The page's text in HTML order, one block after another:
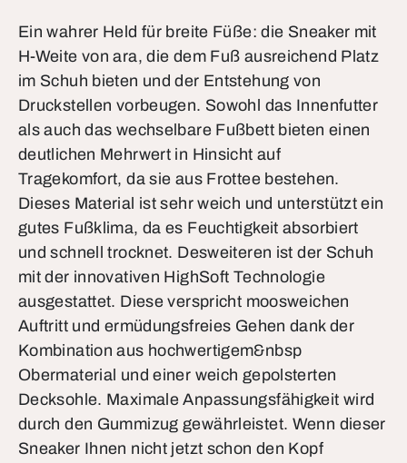
Ein wahrer Held für breite Füße: die Sneaker mit
H-Weite von ara, die dem Fuß ausreichend Platz
im Schuh bieten und der Entstehung von
Druckstellen vorbeugen. Sowohl das Innenfutter
als auch das wechselbare Fußbett bieten einen
deutlichen Mehrwert in Hinsicht auf
Tragekomfort, da sie aus Frottee bestehen.
Dieses Material ist sehr weich und unterstützt ein
gutes Fußklima, da es Feuchtigkeit absorbiert
und schnell trocknet. Desweiteren ist der Schuh
mit der innovativen HighSoft Technologie
ausgestattet. Diese verspricht moosweichen
Auftritt und ermüdungsfreies Gehen dank der
Kombination aus hochwertigem&nbsp
Obermaterial und einer weich gepolsterten
Decksohle. Maximale Anpassungsfähigkeit wird
durch den Gummizug gewährleistet. Wenn dieser
Sneaker Ihnen nicht jetzt schon den Kopf